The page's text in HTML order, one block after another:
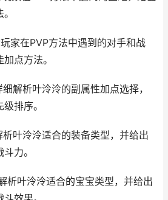
家在PVP方法中遇到的对手和战
点方法。
解析叶泠泠的副属性加点选择，
排序。
叶泠泠适合的装备类型，并给出
力。
析叶泠泠适合的宝宝类型，并给出